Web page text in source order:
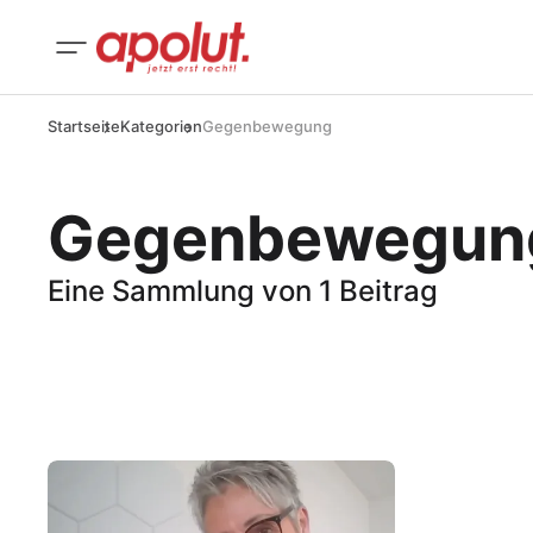
StartseiteKategorienGegenbewegung
Eine Sammlung von 1 Beitrag